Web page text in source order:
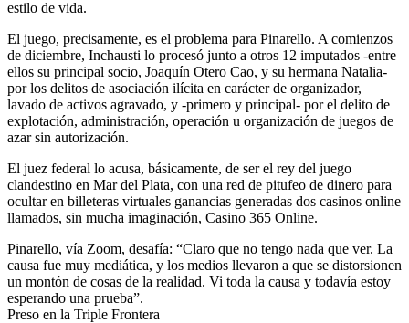
estilo de vida.
El juego, precisamente, es el problema para Pinarello. A comienzos
de diciembre, Inchausti lo procesó junto a otros 12 imputados -entre
ellos su principal socio, Joaquín Otero Cao, y su hermana Natalia-
por los delitos de asociación ilícita en carácter de organizador,
lavado de activos agravado, y -primero y principal- por el delito de
explotación, administración, operación u organización de juegos de
azar sin autorización.
El juez federal lo acusa, básicamente, de ser el rey del juego
clandestino en Mar del Plata, con una red de pitufeo de dinero para
ocultar en billeteras virtuales ganancias generadas dos casinos online
llamados, sin mucha imaginación, Casino 365 Online.
Pinarello, vía Zoom, desafía: “Claro que no tengo nada que ver. La
causa fue muy mediática, y los medios llevaron a que se distorsionen
un montón de cosas de la realidad. Vi toda la causa y todavía estoy
esperando una prueba”.
Preso en la Triple Frontera